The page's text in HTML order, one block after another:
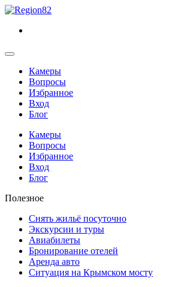
Камеры
Вопросы
Избранное
Вход
Блог
Камеры
Вопросы
Избранное
Вход
Блог
Полезное
Снять жильё посуточно
Экскурсии и туры
Авиабилеты
Бронирование отелей
Аренда авто
Ситуация на Крымском мосту